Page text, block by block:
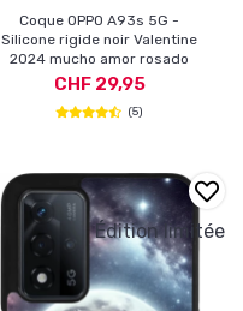
Coque OPPO A93s 5G -
Silicone rigide noir Valentine
2024 mucho amor rosado
CHF 29,95
(5)
Édition limitée